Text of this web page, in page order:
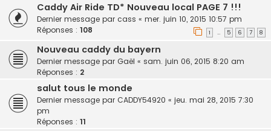
Caddy Air Ride TD* Nouveau local PAGE 7 !!!
Dernier message par cass « mer. juin 10, 2015 10:57 pm
Réponses : 108 1 … 5 6 7 8
Nouveau caddy du bayern
Dernier message par Gaël « sam. juin 06, 2015 8:20 am
Réponses : 2
salut tous le monde
Dernier message par CADDY54920 « jeu. mai 28, 2015 7:30
pm
Réponses : 11